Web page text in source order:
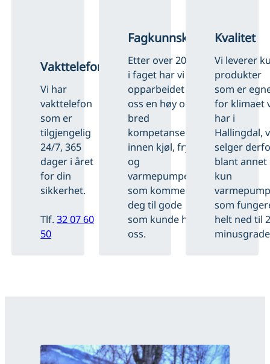
Vakttelefon
Vi har
vakttelefon
som er
tilgjengelig
24/7, 365
dager i året
for din
sikkerhet.
Tlf.32 07 60
50
Fagkunnskap
Etter over 20 år
i faget har vi
opparbeidet
oss en høy og
bred
kompetanse
innen kjøl, frys
og
varmepumper
som kommer
deg til gode
som kunde hos
oss.
Kvalitet
Vi leverer
produkter
som er
for klimaet
har i
Hallingdal,
selger
blant annet
kun
som
helt ned til